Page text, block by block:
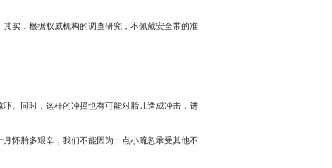
实，根据权威机构的调查研究，不佩戴安全带的准
。同时，这样的冲撞也有可能对胎儿造成冲击，进
怀胎多艰辛，我们不能因为一点小疏忽承受其他不